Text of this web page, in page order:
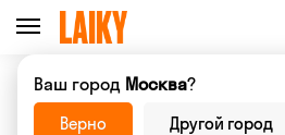
Ваш город Москва?
Верно Другой город